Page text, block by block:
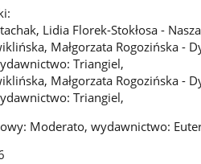
Lidia Florek-Stokłosa -
Małgorzata Rogozińska -
Triangiel,
Małgorzata Rogozińska -
Triangiel,
Moderato, wydawnictwo: